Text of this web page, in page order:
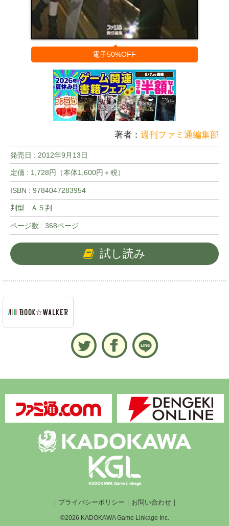
電子50%OFF
著者： 週刊ファミ通編集部
発売日 : 2012年9月13日
定価 : 1,728円（本体1,600円＋税）
ISBN : 9784047283954
判型 : Ａ５判
ページ数 : 368ページ
試し読み
｜ プライバシーポリシー ｜ お問い合わせ｜
©2026 KADOKAWA Game Linkage Inc.